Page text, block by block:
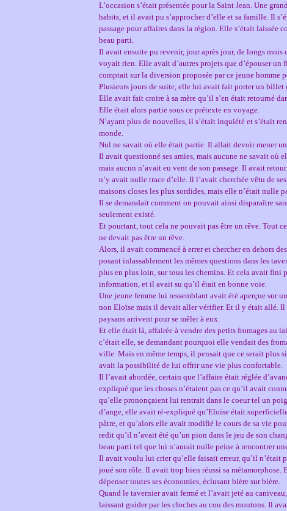
L’occasion s’était présentée pour la Saint Jean. Une
habits, et il avait pu s’approcher d’elle et sa famille. Il
passage pour affaires dans la région. Elle s’était laissée
beau parti.
Il avait ensuite pu revenir, jour après jour, de longs
voyait rien. Elle avait d’autres projets que d’épouser
comptait sur la diversion proposée par ce jeune homme
Plusieurs jours de suite, elle lui avait fait porter un
Elle avait fait croire à sa mère qu’il s’en était retourné
Elle était alors partie sous ce prétexte en voyage.
N’ayant plus de nouvelles, il s’était inquiété et s’était
monde.
Nul ne savait où elle était partie. Il allait devoir mener
Il avait questionné ses amies, mais aucune ne savait
mais aucun n’avait eu vent de son passage. Il avait
n’y avait nulle trace d’elle. Il l’avait cherchée vêtu de
maisons closes les plus sordides, mais elle n’était nulle
Il se demandait comment on pouvait ainsi disparaître
seulement existé.
Et pourtant, tout cela ne pouvait pas être un rêve. Tout
ne devait pas être un rêve.
Alors, il avait commencé à errer et chercher en dehors
posant inlassablement les mêmes questions dans les
plus en plus loin, sur tous les chemins. Et cela avait fini
information, et il avait su qu’il était en bonne voie.
Une jeune femme lui ressemblant avait été aperçue sur
non Eloïse mais il devait aller vérifier. Et il y était allé. Il
paysans arrivent pour se mêler à eux.
Et elle était là, affairée à vendre des petits fromages au
c’était elle, se demandant pourquoi elle vendait des
ville. Mais en même temps, il pensait que ce serait plus
avait la possibilité de lui offrir une vie plus confortable.
Il l’avait abordée, certain que l’affaire était réglée
expliqué que les choses n’étaient pas ce qu’il avait
qu’elle prononçaient lui rentrait dans le coeur tel un
d’ange, elle avait ré-expliqué qu’Eloïse était
pâtre, et qu’alors elle avait modifié le cours de sa vie
redit qu’il n’avait été qu’un pion dans le jeu de son
beau parti tel que lui n’aurait nulle peine à rencontrer
Il avait voulu lui crier qu’elle faisait erreur, qu’il n’était
joué son rôle. Il avait trop bien réussi sa
dépenser toutes ses économies, éclusant bière sur bière.
Quand le tavernier avait fermé et l’avait jeté au
laissant guider par les cloches au cou des moutons. Il